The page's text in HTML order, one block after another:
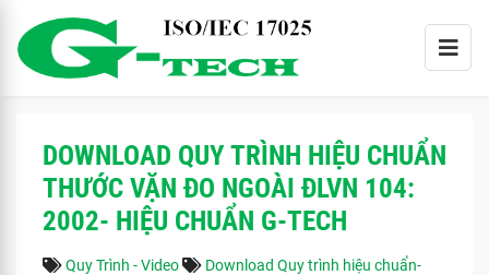
DOWNLOAD QUY TRÌNH HIỆU CHUẨN
THƯỚC VẶN ĐO NGOÀI ĐLVN 104:
2002- HIỆU CHUẨN G-TECH
Quy Trình - Video
Download Quy trình hiệu chuẩn-